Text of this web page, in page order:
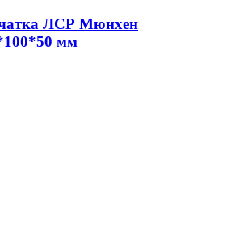
ЛСР Мюнхен
мм